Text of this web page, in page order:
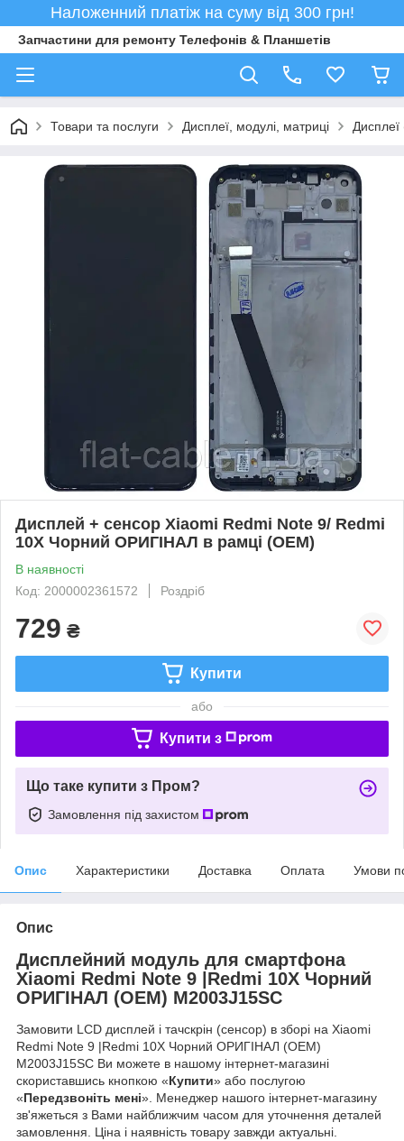
Наложенний платіж на суму від 300 грн!
Запчастини для ремонту Телефонів & Планшетів
Товари та послуги Дисплеї, модулі, матриці
Дисплей + сенсор Xiaomi Redmi Note 9/ Redmi
10X Чорний ОРИГІНАЛ в рамці (OEM)
В наявності
Код: 2000002361572
Роздріб
729 ₴
Купити
або
Купити з
Що таке купити з Пром?
Замовлення під захистом
Опис Характеристики Доставка Оплата Умови
Опис
Дисплейний модуль для смартфона
Xiaomi Redmi Note 9 |Redmi 10X Чорний
ОРИГІНАЛ (OEM) M2003J15SC
Замовити LCD дисплей і тачскрін (сенсор) в зборі на Xiaomi
Redmi Note 9 |Redmi 10X Чорний ОРИГІНАЛ (OEM)
M2003J15SC Ви можете в нашому інтернет-магазині
скориставшись кнопкою «Купити» або послугою
«Передзвоніть мені». Менеджер нашого інтернет-магазину
зв'яжеться з Вами найближчим часом для уточнення деталей
замовлення. Ціна і наявність товару завжди актуальні.